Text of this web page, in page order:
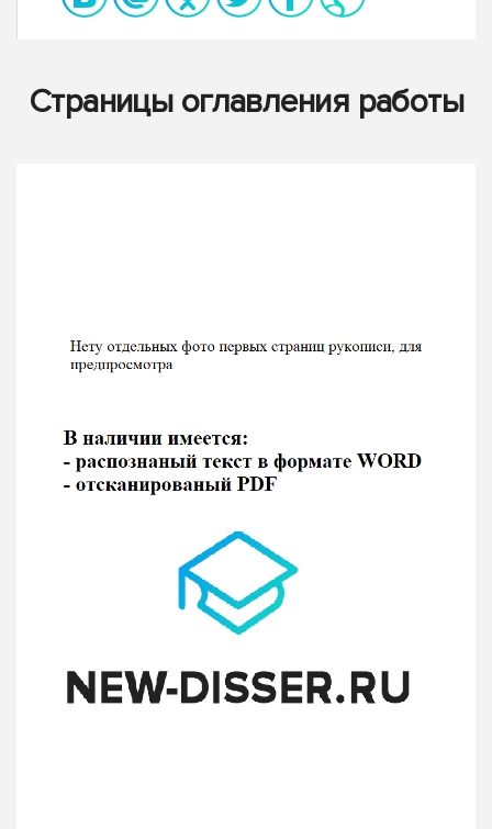
Страницы оглавления работы